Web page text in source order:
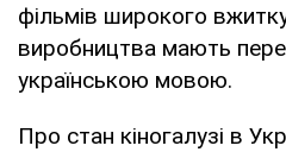
фільмів широкого
виробництва мають
українською мовою.
Про стан кіногалузі в